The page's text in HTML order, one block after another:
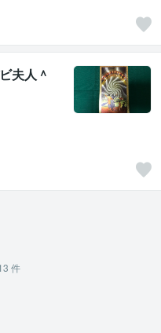
夫人＾
件